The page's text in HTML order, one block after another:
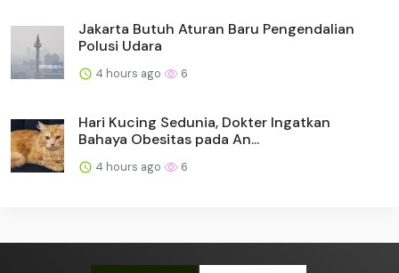
Jakarta Butuh Aturan Baru Pengendalian
Polusi Udara
4 hours ago 6
Hari Kucing Sedunia, Dokter Ingatkan
Bahaya Obesitas pada An...
4 hours ago 6